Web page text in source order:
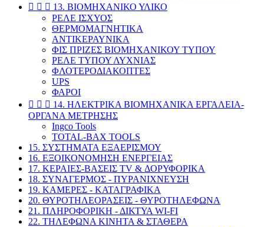
   13. ΒΙΟΜΗΧΑΝΙΚΟ ΥΛΙΚΟ
ΡΕΛΕ ΙΣΧΥΟΣ
ΘΕΡΜΟΜΑΓΝΗΤΙΚΑ
ΑΝΤΙΚΕΡΑΥΝΙΚΑ
ΦΙΣ ΠΡΙΖΕΣ ΒΙΟΜΗΧΑΝΙΚΟΥ ΤΥΠΟΥ
ΡΕΛΕ ΤΥΠΟΥ ΛΥΧΝΙΑΣ
ΦΛΟΤΕΡΟΔΙΑΚΟΠΤΕΣ
UPS
ΦΑΡΟΙ
   14. ΗΛΕΚΤΡΙΚΑ ΒΙΟΜΗΧΑΝΙΚΑ ΕΡΓΑΛΕΙΑ-
ΟΡΓΑΝΑ ΜΕΤΡΗΣΗΣ
Ingco Tools
TOTAL-BAX TOOLS
15. ΣΥΣΤΗΜΑΤΑ ΕΞΑΕΡΙΣΜΟΥ
16. ΕΞΟΙΚΟΝΟΜΗΣΗ ΕΝΕΡΓΕΙΑΣ
17. ΚΕΡΑΙΕΣ-BAΣΕΙΣ TV & ΔΟΡΥΦΟΡΙΚΑ
18. ΣΥΝΑΓΕΡΜΟΣ - ΠΥΡΑΝΙΧΝΕΥΣΗ
19. ΚΑΜΕΡΕΣ - ΚΑΤΑΓΡΑΦΙΚΑ
20. ΘΥΡΟΤΗΛΕΟΡΑΣΕΙΣ - ΘΥΡΟΤΗΛΕΦΩΝΑ
21. ΠΛΗΡΟΦΟΡΙΚΗ - ΔΙΚΤΥΑ WI-FI
22. ΤΗΛΕΦΩΝΑ ΚΙΝΗΤΑ & ΣΤΑΘΕΡΑ